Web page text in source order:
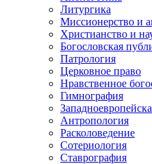
Литургика
Миссионерство и
Христианство и
Богословская
Патрология
Церковное право
Нравственное
Гимнография
Антропология
Расколоведение
Сотериология
Ставрография